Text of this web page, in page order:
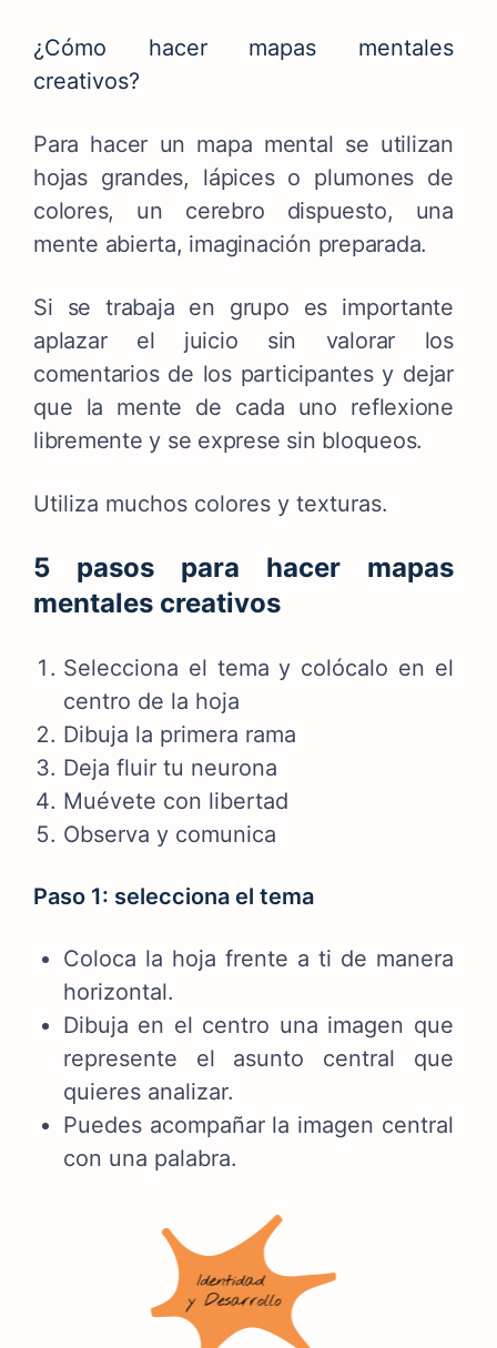
¿Cómo hacer mapas mentales
creativos?
Para hacer un mapa mental se utilizan
hojas grandes, lápices o plumones de
colores, un cerebro dispuesto, una
mente abierta, imaginación preparada.
Si se trabaja en grupo es importante
aplazar el juicio sin valorar los
comentarios de los participantes y dejar
que la mente de cada uno reflexione
libremente y se exprese sin bloqueos.
Utiliza muchos colores y texturas.
5 pasos para hacer mapas
mentales creativos
Selecciona el tema y colócalo en el
centro de la hoja
Dibuja la primera rama
Deja fluir tu neurona
Muévete con libertad
Observa y comunica
Paso 1: selecciona el tema
Coloca la hoja frente a ti de manera
horizontal.
Dibuja en el centro una imagen que
represente el asunto central que
quieres analizar.
Puedes acompañar la imagen central
con una palabra.